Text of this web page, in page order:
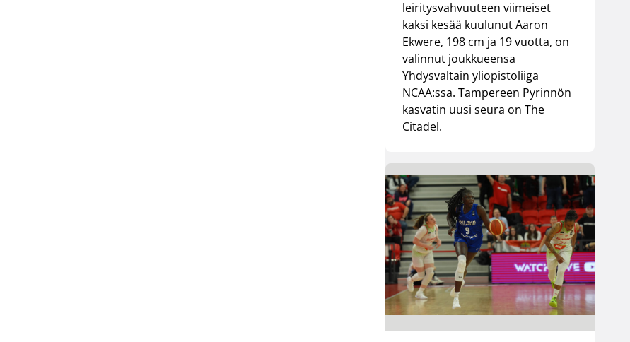
leiritysvahvuuteen viimeiset
kaksi kesää kuulunut Aaron
Ekwere, 198 cm ja 19 vuotta, on
valinnut joukkueensa
Yhdysvaltain yliopistoliiga
NCAA:ssa. Tampereen Pyrinnön
kasvatin uusi seura on The
Citadel.